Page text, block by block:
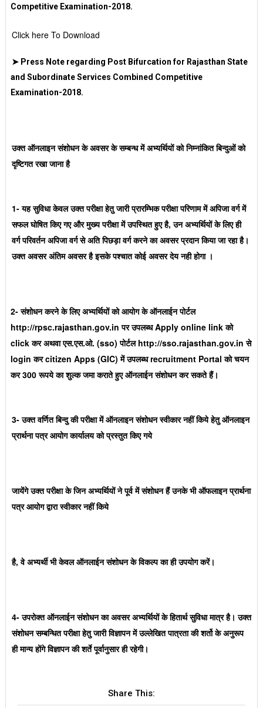
Competitive Examination-2018.
Click here To Download
➤ Press Note regarding Post Bifurcation for Rajasthan State
and Subordinate Services Combined Competitive
Examination-2018.
उक्त ऑनलाइन संशोधन के अवसर के सम्बन्ध में अभ्यर्थियों को निम्नांकित बिन्दुओं को
दृष्टिगत रखा जाना है
1- यह सुविधा केवल उक्त परीक्षा हेतु जारी प्रारम्भिक परीक्षा परिणाम में अपिजा वर्ग में
सफल घोषित किए गए और मुख्य परीक्षा में उपस्थित हुए है, उन अभ्यर्थियों के लिए ही
वर्ग परिवर्तन अपिजा वर्ग से अति पिछड़ा वर्ग करने का अवसर प्रदान किया जा रहा है।
उक्त अवसर अंतिम अवसर है इसके पश्चात कोई अवसर देय नही होगा ।
2- संशोधन करने के लिए अभ्यर्थियों को आयोग के ऑनलाईन पोर्टल
http://rpsc.rajasthan.gov.in पर उपलब्ध Apply online link को
click कर अथवा एस.एस.ओ. (sso) पोर्टल http://sso.rajasthan.gov.in से
login कर citizen Apps (GIC) में उपलब्ध recruitment Portal को चयन
कर 300 रूपये का शुल्क जमा कराते हुए ऑनलाईन संशोधन कर सकते हैं।
3- उक्त वर्णित बिन्दु की परीक्षा में ऑनलाइन संशोधन स्वीकार नहीं किये हेतु ऑनलाइन
प्रार्थना पत्र आयोग कार्यालय को प्रस्तुत किए गये
जायेंगे उक्त परीक्षा के जिन अभ्यर्थियों ने पूर्व में संशोधन हैं उनके भी ऑफलाइन प्रार्थना
पत्र आयोग द्वारा स्वीकार नहीं किये
है, वे अभ्यर्थी भी केवल ऑनलाईन संशोधन के विकल्प का ही उपयोग करें।
4- उपरोक्त ऑनलाईन संशोधन का अवसर अभ्यर्थियों के हितार्थ सुविधा मात्र है। उक्त
संशोधन सम्बन्धित परीक्षा हेतु जारी विज्ञापन में उल्लेखित पात्रता की शर्तो के अनुरूप
ही मान्य होंगे विज्ञापन की शर्ते पूर्वानुसार ही रहेगी।
Share This: